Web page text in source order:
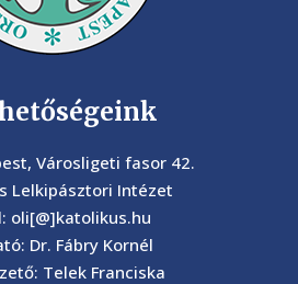
Városligeti fasor 42.
Lelkipásztori Intézet
oli[@]katolikus.hu
Dr. Fábry Kornél
Telek Franciska